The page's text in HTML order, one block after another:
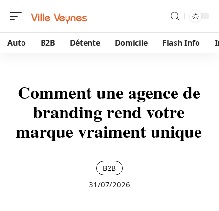
Auto B2B Détente Domicile Flash Info
Comment une agence de
branding rend votre
marque vraiment unique
B2B
31/07/2026